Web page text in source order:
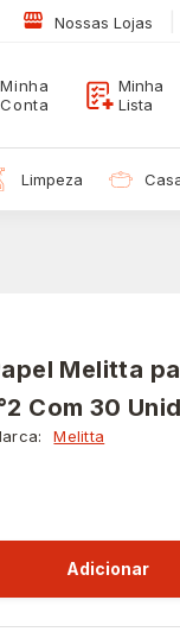
Nossas Lojas
Minha
Conta
Minha
Lista
limpeza
Melitta
Com 30
Melitta